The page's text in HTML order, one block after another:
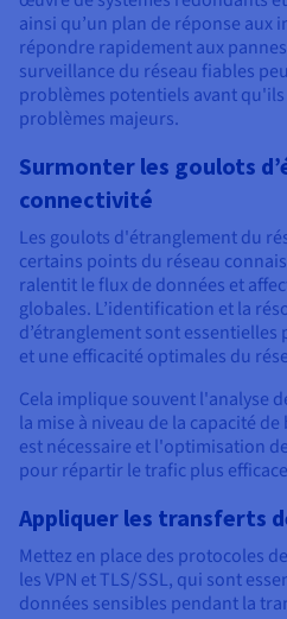
ainsi qu’un plan de réponse
répondre rapidement aux
surveillance du réseau fiables
problèmes potentiels avant
problèmes majeurs.
Surmonter les goulots
connectivité
Les goulots d'étranglement du
certains points du réseau
ralentit le flux de données et
globales. L’identification et la
d’étranglement sont
et une efficacité optimales du
Cela implique souvent l'analyse
la mise à niveau de la capacité
est nécessaire et l'optimisation
pour répartir le trafic plus
Appliquer les transferts
Mettez en place des protocoles
les VPN et TLS/SSL, qui sont
données sensibles pendant la